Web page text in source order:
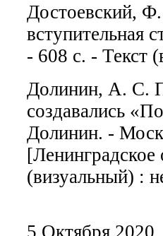
Достоевский,
вступительная
- 608 с. - Текст
Долинин, А. С.
создавались
Долинин. -
(визуальный) :
5 Октября